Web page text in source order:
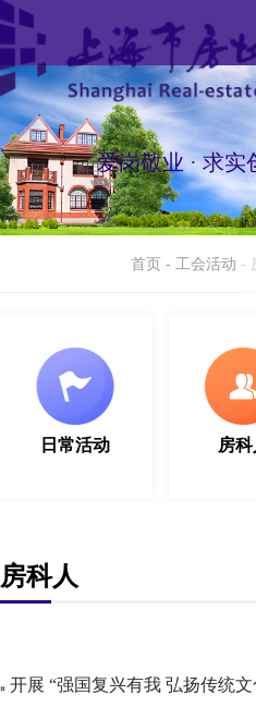
爱岗敬业 · 求实
首页 - 工会活动 -
日常活动 房科
房科人
开展 “强国复兴有我 弘扬传统